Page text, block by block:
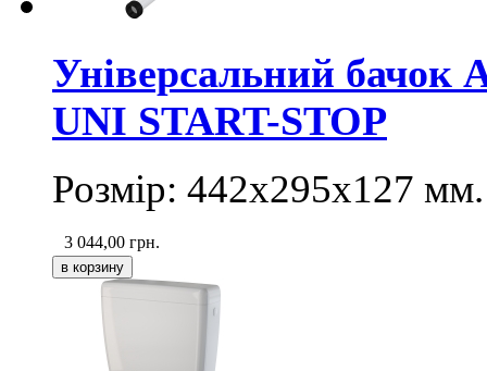
Універсальний бачок
UNI START-STOP
Розмір: 442х295х127 мм.
3 044,00 грн.